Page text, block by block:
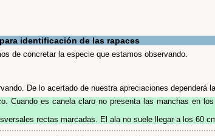
identificación de las rapaces
de concretar la especie que estamos observando.
De lo acertado de nuestra apreciaciones dependerá
Cuando es canela claro no presenta las manchas en
rectas marcadas. El ala no suele llegar a los 60